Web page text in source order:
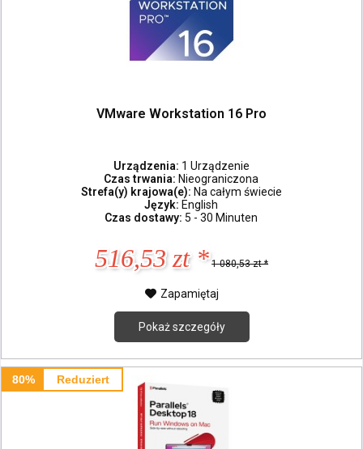
VMware Workstation 16 Pro
Urządzenia: 1 Urządzenie
Czas trwania:Nieograniczona
Strefa(y) krajowa(e): Na całym świecie
Język:English
Czas dostawy: 5 - 30 Minuten
516,53 zt * 1 080,53 zt *
Zapamiętaj
Pokaż szczegóły
80% Reduziert